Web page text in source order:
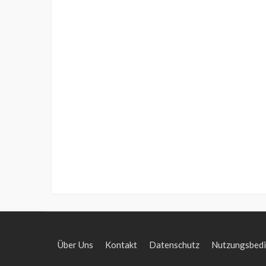
Über Uns Kontakt Datenschutz